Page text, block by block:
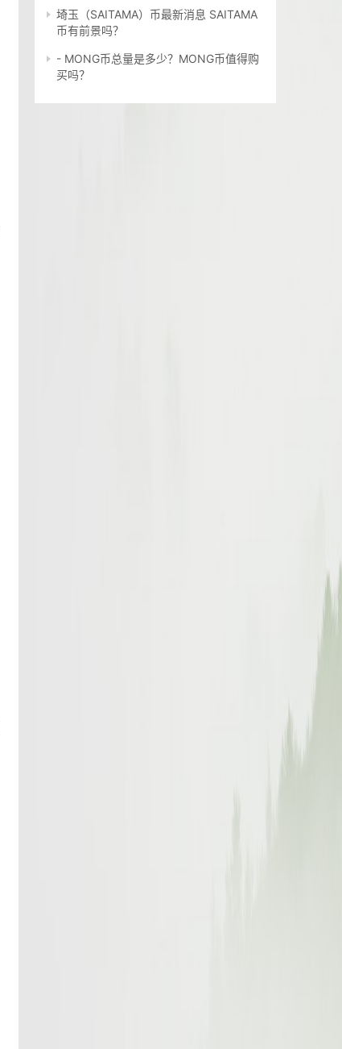
埼玉（SAITAMA）币最新消息 SAITAMA
币有前景吗？
- MONG币总量是多少？MONG币值得购
买吗？